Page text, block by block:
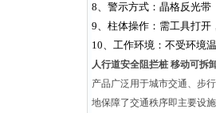
8、警示方式：晶格反光带
9、柱体操作：需工具打开
10、工作环境：不受环境
人行道安全阻拦桩 移动可拆
产品广泛用于城市交通、步
地保障了交通秩序即主要设施